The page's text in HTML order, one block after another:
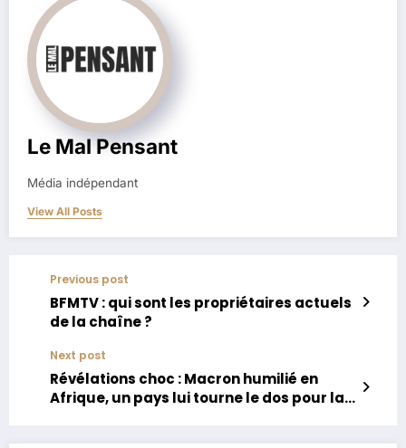
Le Mal Pensant
Média indépendant
View All Posts
Previous post
BFMTV : qui sont les propriétaires actuels
de la chaîne ?
Next post
Révélations choc : Macron humilié en
Afrique, un pays lui tourne le dos pour la